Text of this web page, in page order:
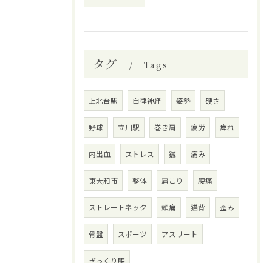
タグ Tags
上北台駅 自律神経 姿勢 硬さ
野球 立川駅 巻き肩 疲労 痺れ
内出血 ストレス 鍼 痛み
東大和市 整体 肩こり 腰痛
ストレートネック 頭痛 猫背 歪み
骨盤 スポーツ アスリート
ぎっくり腰